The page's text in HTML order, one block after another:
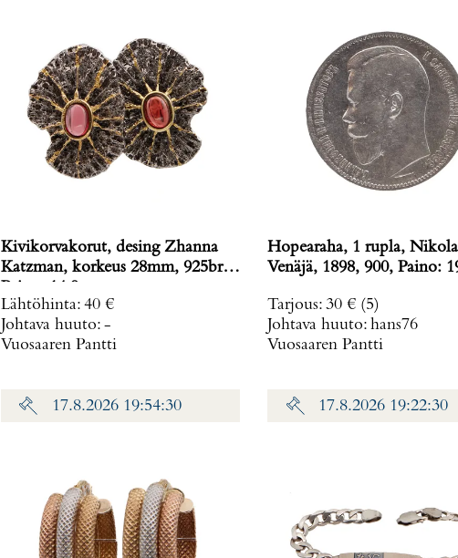
Kivikorvakorut, desing Zhanna
Katzman, korkeus 28mm, 925br,
Lähtöhinta: 40 €
Johtava huuto: -
Vuosaaren Pantti
Hopearaha, 1 rupla,
Venäjä, 1898, 900,
Tarjous: 30 € (5)
Johtava huuto: hans76
Vuosaaren Pantti
17.8.2026 19:54:30 17.8.2026 19:22:30